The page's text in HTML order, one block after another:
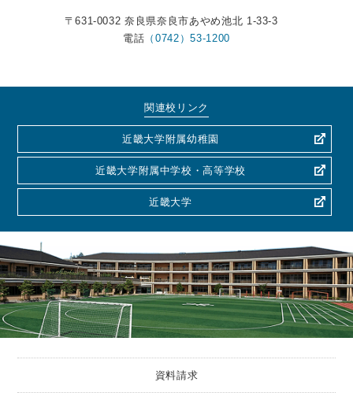
〒631-0032 奈良県奈良市あやめ池北 1-33-3
電話 （0742）53-1200
関連校リンク
近畿大学附属幼稚園
近畿大学附属中学校・高等学校
近畿大学
資料請求